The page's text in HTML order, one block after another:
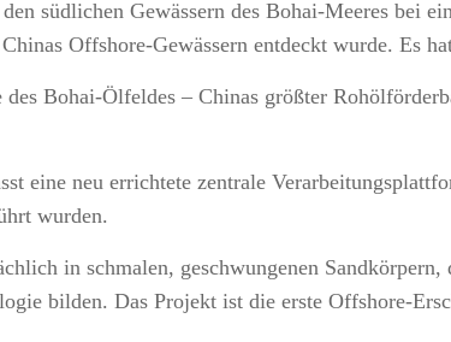
südlichen Gewässern des Bohai-Meeres bei
Offshore-Gewässern entdeckt wurde. Es
Bohai-Ölfeldes – Chinas größter
eine neu errichtete zentrale
wurden.
in schmalen, geschwungenen
bilden. Das Projekt ist die erste Offshore-